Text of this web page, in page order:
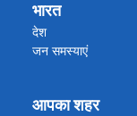
भारत
देश
जन समस्याएं
आपका शहर